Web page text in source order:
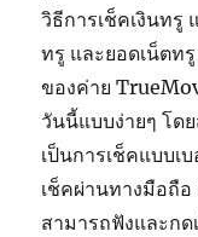
วิธีการเช็คเงินทรู
ทรู และยอดเน็ตท
ของค่าย
วันนี้แบบง่ายๆ โด
เป็นการเช็คแบบเ
เช็คผ่านทางมือถื
สามารถฟังและกด